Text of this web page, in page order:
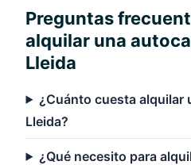
Preguntas
alquilar una
Lleida
¿Cuánto cuesta alquilar
Lleida?
¿Qué necesito para